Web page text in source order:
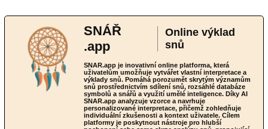
SNÁŘ
.app
Online výklad
snů
SNAR.app je inovativní online platforma, která
uživatelům umožňuje vytvářet vlastní interpretace a
výklady snů. Pomáhá porozumět skrytým významům
snů prostřednictvím sdílení snů, rozsáhlé databáze
symbolů a snářů a využití umělé inteligence. Díky AI
SNAR.app analyzuje vzorce a navrhuje
personalizované interpretace, přičemž zohledňuje
individuální zkušenosti a kontext uživatele. Cílem
platformy je poskytnout nástroje pro hlubší